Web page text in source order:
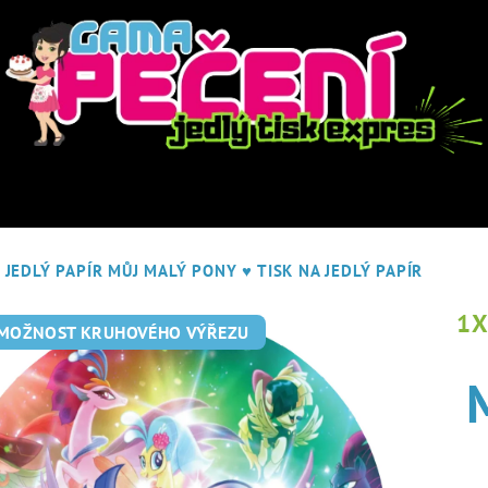
JEDLÝ PAPÍR MŮJ MALÝ PONY♥ TISK NA JEDLÝ PAPÍR
1X
KRUHOVÉHO VÝŘEZU